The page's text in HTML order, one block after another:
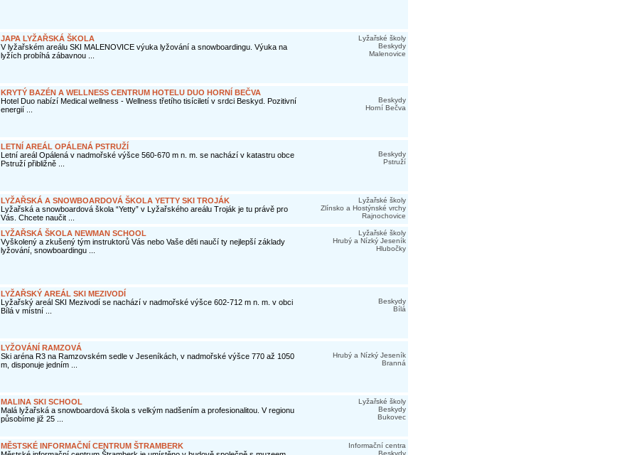
JAPA LYŽAŘSKÁ ŠKOLA
V lyžařském areálu SKI MALENOVICE výuka lyžování a snowboardingu. Výuka na
lyžích probíhá zábavnou ...
Lyžařské školy
Beskydy
Malenovice
KRYTÝ BAZÉN A WELLNESS CENTRUM HOTELU DUO HORNÍ BEČVA
Hotel Duo nabízí Medical wellness - Wellness třetího tisíciletí v srdci Beskyd. Pozitivní
energií ...
Beskydy
Horní Bečva
LETNÍ AREÁL OPÁLENÁ PSTRUŽÍ
Letní areál Opálená v nadmořské výšce 560-670 m n. m. se nachází v katastru obce
Pstruží přibližně ...
Beskydy
Pstruží
LYŽAŘSKÁ A SNOWBOARDOVÁ ŠKOLA YETTY SKI TROJÁK
Lyžařská a snowboardová škola “Yetty” v Lyžařského areálu Troják je tu právě pro
Vás. Chcete naučit ...
Lyžařské školy
Zlínsko a Hostýnské vrchy
Rajnochovice
LYŽAŘSKÁ ŠKOLA NEWMAN SCHOOL
Vyškolený a zkušený tým instruktorů Vás nebo Vaše děti naučí ty nejlepší základy
lyžování, snowboardingu ...
Lyžařské školy
Hrubý a Nízký Jeseník
Hlubočky
LYŽAŘSKÝ AREÁL SKI MEZIVODÍ
Lyžařský areál SKI Mezivodí se nachází v nadmořské výšce 602-712 m n. m. v obci
Bílá v místní ...
Beskydy
Bílá
LYŽOVÁNÍ RAMZOVÁ
Ski aréna R3 na Ramzovském sedle v Jeseníkách, v nadmořské výšce 770 až 1050
m, disponuje jedním ...
Hrubý a Nízký Jeseník
Branná
MALINA SKI SCHOOL
Malá lyžařská a snowboardová škola s velkým nadšením a profesionalitou. V regionu
působíme již 25 ...
Lyžařské školy
Beskydy
Bukovec
MĚSTSKÉ INFORMAČNÍ CENTRUM ŠTRAMBERK
Informační centra
Beskydy